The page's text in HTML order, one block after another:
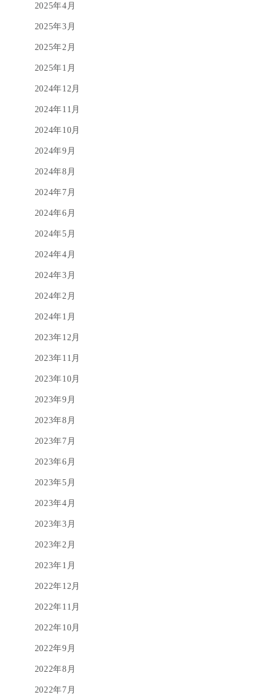
2025年4月
2025年3月
2025年2月
2025年1月
2024年12月
2024年11月
2024年10月
2024年9月
2024年8月
2024年7月
2024年6月
2024年5月
2024年4月
2024年3月
2024年2月
2024年1月
2023年12月
2023年11月
2023年10月
2023年9月
2023年8月
2023年7月
2023年6月
2023年5月
2023年4月
2023年3月
2023年2月
2023年1月
2022年12月
2022年11月
2022年10月
2022年9月
2022年8月
2022年7月